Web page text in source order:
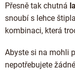
Ořechy a ovoce
Doplňkový prodej
Přesně tak chutná
snoubí s lehce
kombinaci, která
Abyste si na mohli
nepotřebujete